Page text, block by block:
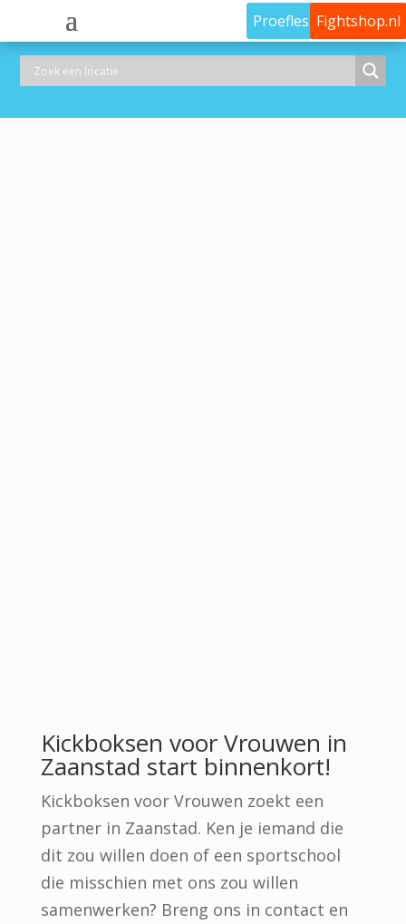
Proefles Fightshop.nl
Kickboksen voor Vrouwen in
Zaanstad start binnenkort!
Kickboksen voor Vrouwen zoekt een
partner in Zaanstad. Ken je iemand die
dit zou willen doen of een sportschool
die misschien met ons zou willen
samenwerken? Breng ons in contact en